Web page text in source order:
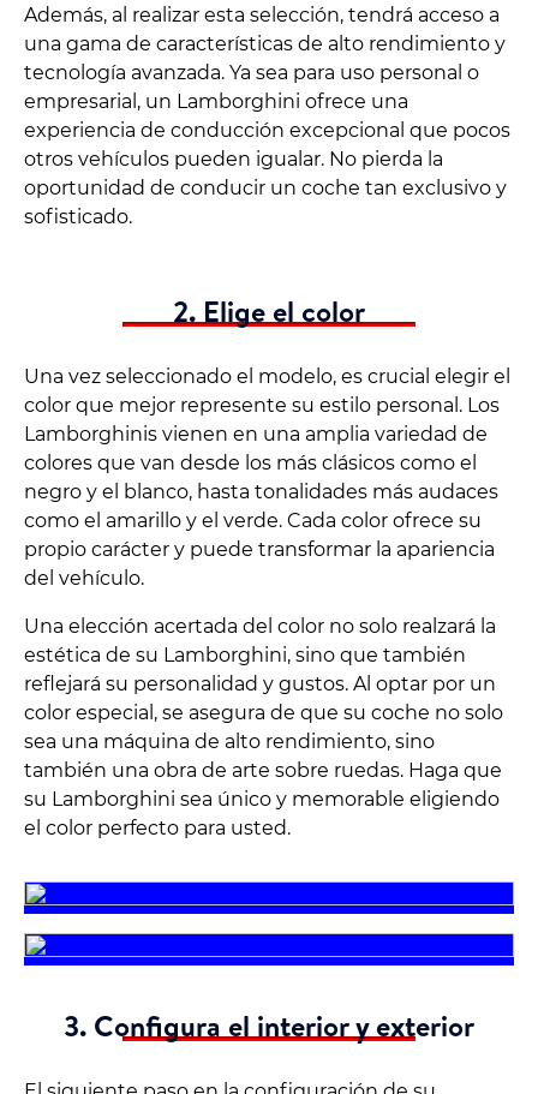
Además, al realizar esta selección, tendrá acceso a
una gama de características de alto rendimiento y
tecnología avanzada. Ya sea para uso personal o
empresarial, un Lamborghini ofrece una
experiencia de conducción excepcional que pocos
otros vehículos pueden igualar. No pierda la
oportunidad de conducir un coche tan exclusivo y
sofisticado.
2. Elige el color
Una vez seleccionado el modelo, es crucial elegir el
color que mejor represente su estilo personal. Los
Lamborghinis vienen en una amplia variedad de
colores que van desde los más clásicos como el
negro y el blanco, hasta tonalidades más audaces
como el amarillo y el verde. Cada color ofrece su
propio carácter y puede transformar la apariencia
del vehículo.
Una elección acertada del color no solo realzará la
estética de su Lamborghini, sino que también
reflejará su personalidad y gustos. Al optar por un
color especial, se asegura de que su coche no solo
sea una máquina de alto rendimiento, sino
también una obra de arte sobre ruedas. Haga que
su Lamborghini sea único y memorable eligiendo
el color perfecto para usted.
3. Configura el interior y exterior